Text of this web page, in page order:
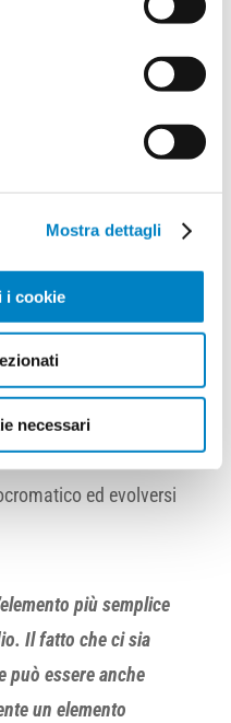
Mostra dettagli
i cookie
necessari
In ogni momento
il problema.
i loghi e per tutti i
«No, tanto devo
a disposizione tutti i
prevedo un logo
al contrario, è troppo
complesso con tanti
e ridurlo a un logo
ed evolversi
più semplice
Il fatto che ci sia
può essere anche
un elemento